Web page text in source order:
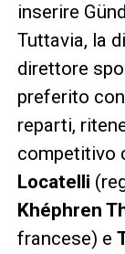
inserire
Tuttavia, la
direttore
preferito
reparti,
competitivo
Locatelli
Khéphren
francese) e